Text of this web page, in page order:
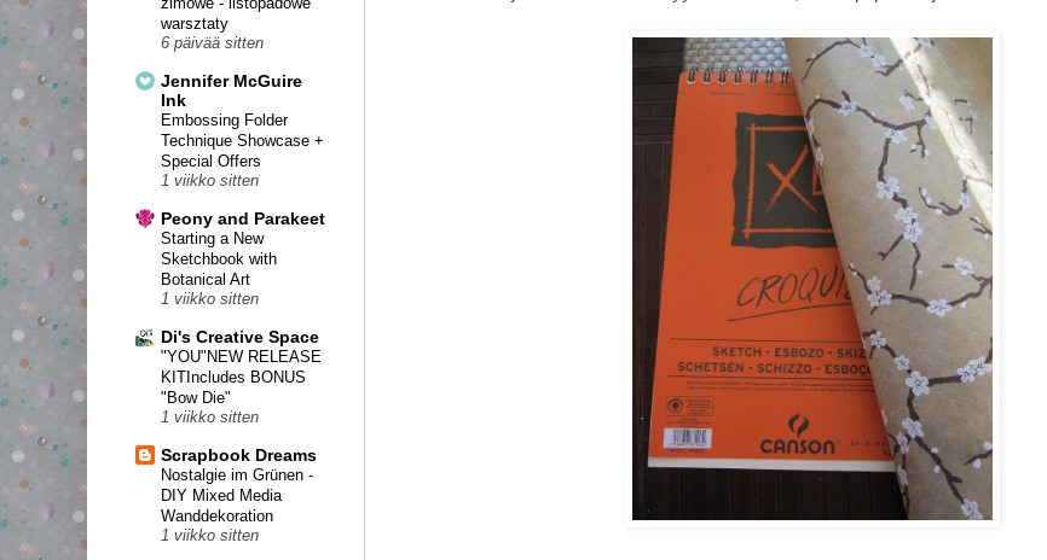
warsztaty
6 päivää sitten
Jennifer McGuire
Ink
Embossing Folder
Technique Showcase +
Special Offers
1 viikko sitten
Peony and Parakeet
Starting a New
Sketchbook with
Botanical Art
1 viikko sitten
Di's Creative Space
"YOU"NEW RELEASE
KITIncludes BONUS
"Bow Die"
1 viikko sitten
Scrapbook Dreams
Nostalgie im Grünen -
DIY Mixed Media
Wanddekoration
1 viikko sitten